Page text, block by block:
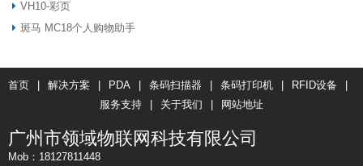
VH10-彩页
斑马 MC18个人购物助手
首页 解决方案 PDA 条码扫描器 条码打印机 RFID设备
服务支持
关于我们 网站地址
广州市领域物联网科技有限公司
Mob：18127811448